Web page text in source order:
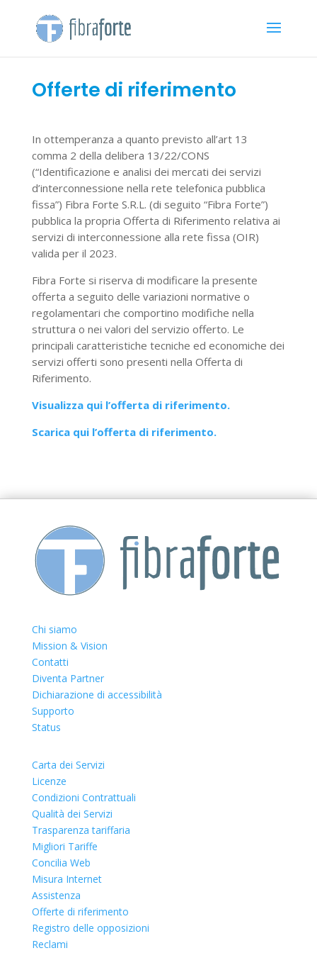
Offerte di riferimento
In ottemperanza a quanto previsto all’art 13
comma 2 della delibera 13/22/CONS
(“Identificazione e analisi dei mercati dei servizi
d’interconnessione nella rete telefonica pubblica
fissa”) Fibra Forte S.R.L. (di seguito “Fibra Forte”)
pubblica la propria Offerta di Riferimento relativa ai
servizi di interconnessione alla rete fissa (OIR)
valida per il 2023.
Fibra Forte si riserva di modificare la presente
offerta a seguito delle variazioni normative o
regolamentari che comportino modifiche nella
struttura o nei valori del servizio offerto. Le
principali caratteristiche tecniche ed economiche dei
servizi offerti sono presenti nella Offerta di
Riferimento.
Visualizza qui l’offerta di riferimento.
Scarica qui l’offerta di riferimento.
Chi siamo
Mission & Vision
Contatti
Diventa Partner
Dichiarazione di accessibilità
Supporto
Status
Carta dei Servizi
Licenze
Condizioni Contrattuali
Qualità dei Servizi
Trasparenza tariffaria
Migliori Tariffe
Concilia Web
Misura Internet
Assistenza
Offerte di riferimento
Registro delle opposizioni
Reclami